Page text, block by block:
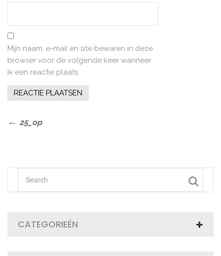
Mijn naam, e-mail en site bewaren in deze
browser voor de volgende keer wanneer
ik een reactie plaats.
Bericht
Previous
25_op
CATEGORIEËN